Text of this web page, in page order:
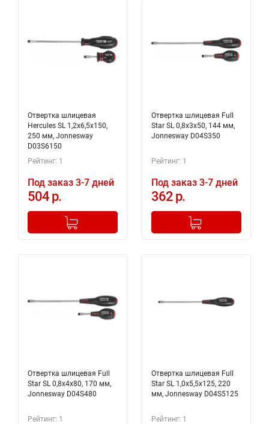
Отвертка шлицевая
Hercules SL 1,2х6,5х150,
250 мм, Jonnesway
D03S6150
Рейтинг: 1
Под заказ 3-7 дней
504 р.
+
Добавлено в корзину
Отвертка шлицевая Full
Star SL 0,8х3х50, 144 мм,
Jonnesway D04S350
Рейтинг: 1
Под заказ 3-7 дней
362 р.
+
Добавлено в корзину
Отвертка шлицевая Full
Star SL 0,8х4х80, 170 мм,
Jonnesway D04S480
Рейтинг: 1
Отвертка шлицевая Full
Star SL 1,0х5,5х125, 220
мм, Jonnesway D04S5125
Рейтинг: 1